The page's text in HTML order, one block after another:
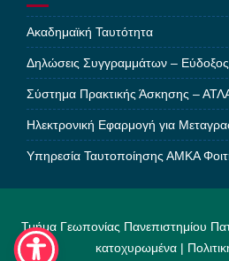
Ακαδημαϊκή Ταυτότητα
Δηλώσεις Συγγραμμάτων – Εύδοξος
Σύστημα Πρακτικής Άσκησης –
Ηλεκτρονική Εφαρμογή για
Υπηρεσία Ταυτοποίησης ΑΜΚΑ
Τμήμα Γεωπονίας Πανεπιστημίου
κατοχυρωμένα |